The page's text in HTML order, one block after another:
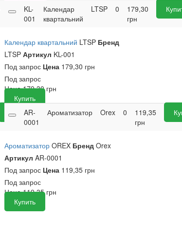
Купить
KL-
001
Календар
квартальний
LTSP 0
179,30
грн
Календар квартальний LTSP Бренд
LTSPАртикул KL-001
Под запрос Цена 179,30 грн
Под запрос
Цена 179,30грн
Купить
КупитьAR-
0001
Ароматизатор Orex 0
119,35
грн
АроматизаторOREX Бренд Orex
Артикул AR-0001
Под запрос Цена 119,35 грн
Под запрос
Цена 119,35грн
Купить